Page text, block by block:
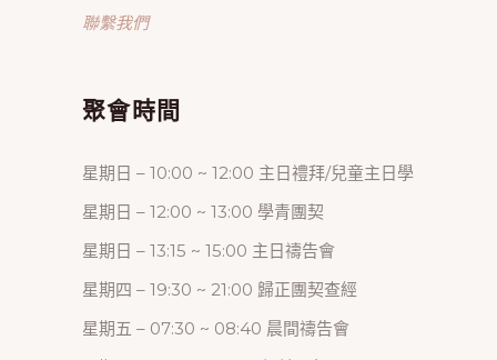
聯繫我們
聚會時間
星期日 – 10:00 ~ 12:00 主日禮拜/兒童主日學
星期日 – 12:00 ~ 13:00 學青團契
星期日 – 13:15 ~ 15:00 主日禱告會
星期四 – 19:30 ~ 21:00 歸正團契查經
星期五 – 07:30 ~ 08:40 晨間禱告會